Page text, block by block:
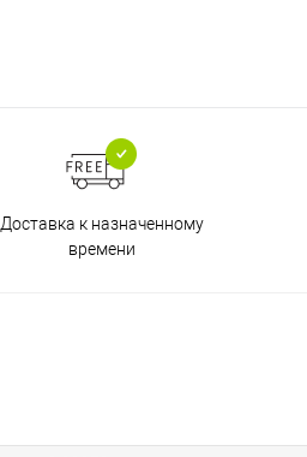
Доставка к назначенному
времени